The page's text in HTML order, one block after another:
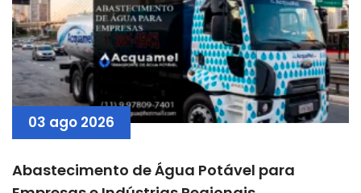
03 ago 2026
Abastecimento de Água Potável para